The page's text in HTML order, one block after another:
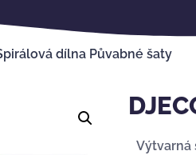
dílna Půvabné šaty
Výtvarná